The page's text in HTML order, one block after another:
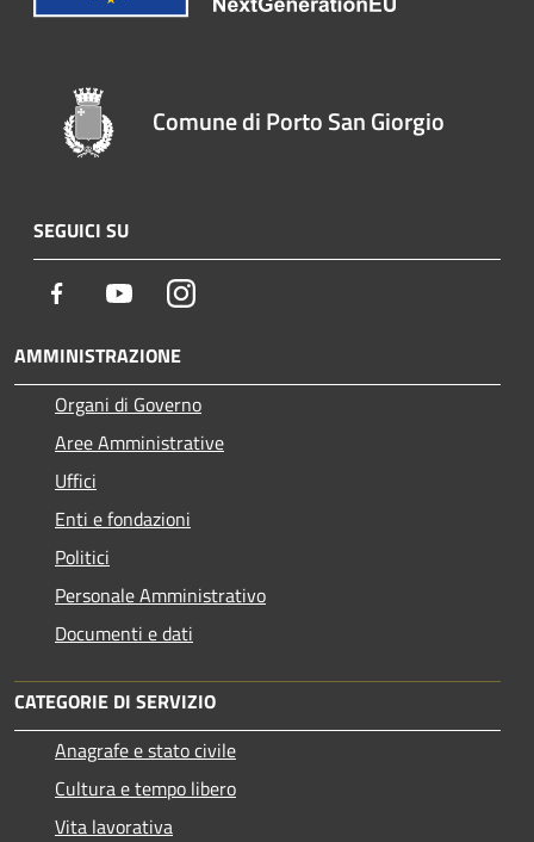
Comune di Porto San Giorgio
SEGUICI SU
Facebook YoutubeInstagram
AMMINISTRAZIONE
Organi di Governo
Aree Amministrative
Uffici
Enti e fondazioni
Politici
Personale Amministrativo
Documenti e dati
CATEGORIE DI SERVIZIO
Anagrafe e stato civile
Cultura e tempo libero
Vita lavorativa